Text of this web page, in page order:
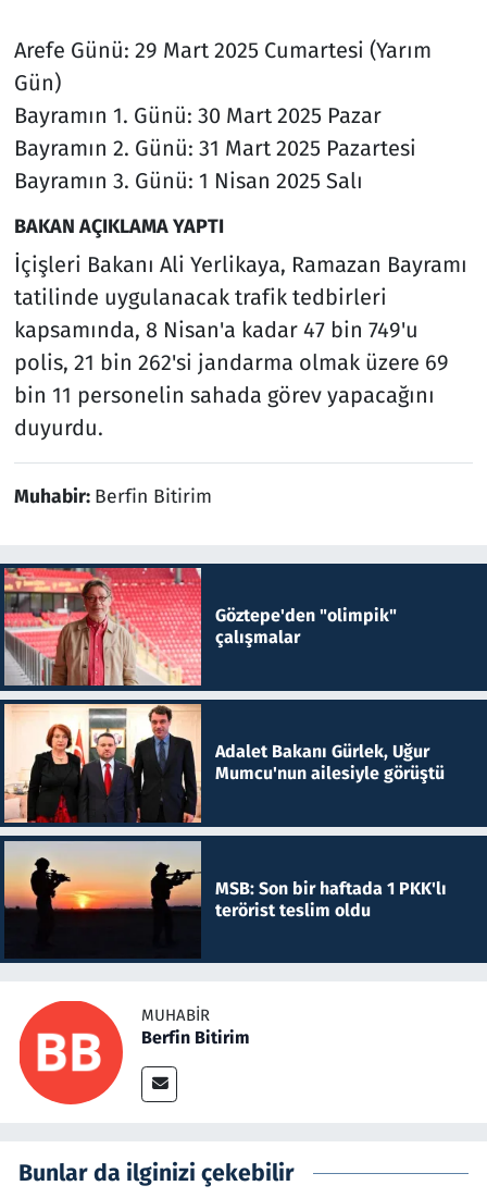
Arefe Günü: 29 Mart 2025 Cumartesi (Yarım
Gün)
Bayramın 1. Günü: 30 Mart 2025 Pazar
Bayramın 2. Günü: 31 Mart 2025 Pazartesi
Bayramın 3. Günü: 1 Nisan 2025 Salı
BAKAN AÇIKLAMA YAPTI
İçişleri Bakanı Ali Yerlikaya, Ramazan Bayramı
tatilinde uygulanacak trafik tedbirleri
kapsamında, 8 Nisan'a kadar 47 bin 749'u
polis, 21 bin 262'si jandarma olmak üzere 69
bin 11 personelin sahada görev yapacağını
duyurdu.
Muhabir: Berfin Bitirim
Göztepe'den "olimpik"
çalışmalar
Adalet Bakanı Gürlek, Uğur
Mumcu'nun ailesiyle görüştü
MSB: Son bir haftada 1 PKK'lı
terörist teslim oldu
MUHABIR
Berfin Bitirim
Bunlar da ilginizi çekebilir